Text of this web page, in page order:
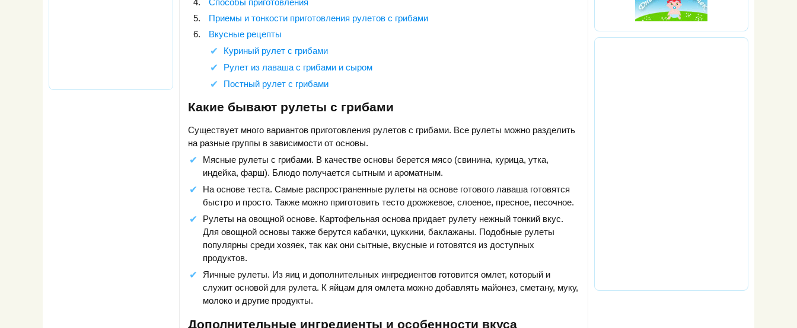
Приемы и тонкости приготовления рулетов с грибами
Вкусные рецепты
Куриный рулет с грибами
Рулет из лаваша с грибами и сыром
Постный рулет с грибами
Какие бывают рулеты с грибами
Существует много вариантов приготовления рулетов с грибами. Все рулеты можно разделить
на разные группы в зависимости от основы.
Мясные рулеты с грибами. В качестве основы берется мясо (свинина, курица, утка,
индейка, фарш). Блюдо получается сытным и ароматным.
На основе теста. Самые распространенные рулеты на основе готового лаваша готовятся
быстро и просто. Также можно приготовить тесто дрожжевое, слоеное, пресное, песочное.
Рулеты на овощной основе. Картофельная основа придает рулету нежный тонкий вкус.
Для овощной основы также берутся кабачки, цуккини, баклажаны. Подобные рулеты
популярны среди хозяек, так как они сытные, вкусные и готовятся из доступных
продуктов.
Яичные рулеты. Из яиц и дополнительных ингредиентов готовится омлет, который и
служит основой для рулета. К яйцам для омлета можно добавлять майонез, сметану, муку,
молоко и другие продукты.
Дополнительные ингредиенты и особенности вкуса